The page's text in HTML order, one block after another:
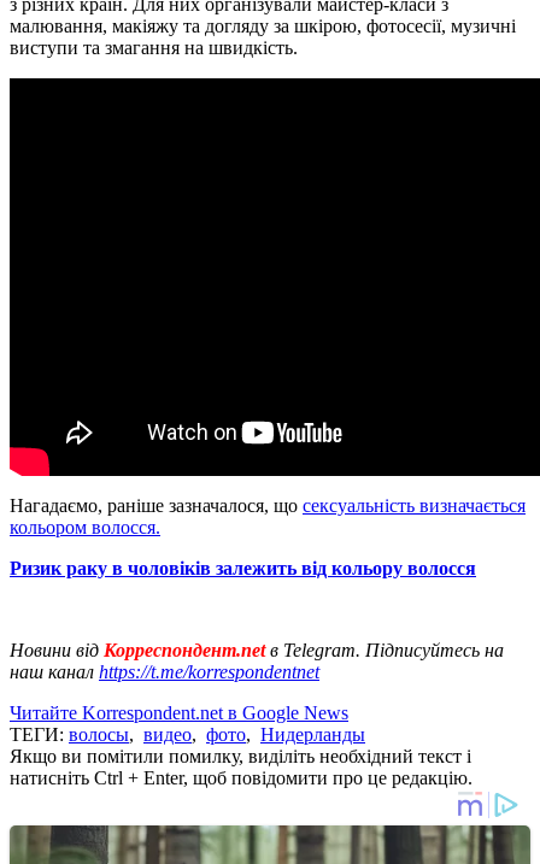
малювання, макіяжу та догляду за шкірою, фотосесії, музичні
виступи та змагання на швидкість.
Нагадаємо, раніше зазначалося, що сексуальність визначається
кольором волосся.
Ризик раку в чоловіків залежить від кольору волосся
Новини від Корреспондент.netв Telegram. Підписуйтесь на
наш канал https://t.me/korrespondentnet
Читайте Korrespondent.net в Google News
ТЕГИ: волосы, видео, фото, Нидерланды
Якщо ви помітили помилку, виділіть необхідний текст і
натисніть Ctrl + Enter, щоб повідомити про це редакцію.